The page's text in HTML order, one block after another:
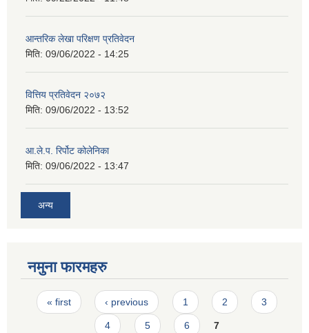
आन्तरिक लेखा परिक्षण प्रतिवेदन
मिति: 09/06/2022 - 14:25
वित्तिय प्रतिवेदन २०७२
मिति: 09/06/2022 - 13:52
आ.ले.प. रिर्पोट कोलेनिका
मिति: 09/06/2022 - 13:47
अन्य
नमुना फारमहरु
Pages
« first ‹ previous 1 2 3
4 5 6 7